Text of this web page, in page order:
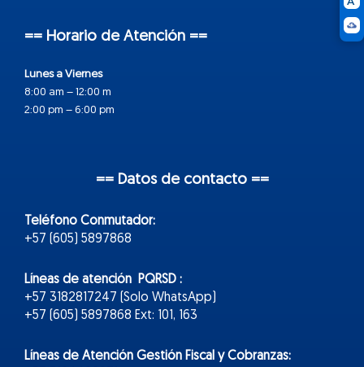
== Horario de Atención ==
Lunes a Viernes
8:00 am – 12:00 m
2:00 pm – 6:00 pm
== Datos de contacto ==
Teléfono Conmutador:
+57 (605) 5897868
Líneas de atención PQRSD :
+57 3182817247 (Solo WhatsApp)
+57 (605) 5897868 Ext: 101, 163
Líneas de Atención Gestión Fiscal y Cobranzas: